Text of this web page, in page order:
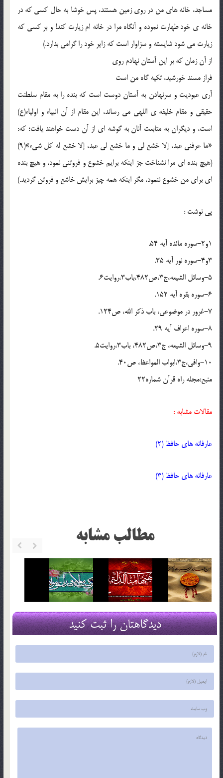
مساجد، خانه های من در روی زمین هستند، پس خوشا به حال کسی که در
خانه ی خود طهارت نموده و آنگاه مرا در خانه ام زیارت کند! و بر کسی که
زیارت می شود شایسته و سزاوار است که زایر خود را گرامی بدارد.)
از آن زمان که بر این آستان نهادم روی
فراز مسند خورشید، تکیه گاه من است
آری عبودیت و سرنهادن به آستان دوست است که بنده را به مقام سلطنت
حقیقی و مقام خلیفه ی اللهی می رساند، این مقام از آن انبیاء و اولیاء(ع)
است، و دیگران به متابعت آنان به گوشه ای از آن دست خواهند یافت؛ که:
«ما عرفنی عبد، إلا خشع لی و ما خشع لی عبد، إلا خشع له کل شیء»(9)
(هیچ بنده ای مرا نشناخت جز اینکه برایم خشوع و فروتنی نمود، و هیچ بنده
ای برای من خشوع ننمود، مگر اینکه همه چیز برایش خاشع و فروتن گردید.)
پی نوشت :
1و2-سوره مائده آیه 54.
3و4-سوره نور آیه 35.
5-وسائل الشیعه،ج3،ص482،باب3،روایت6.
6-سوره بقره آیه 152.
7-غرور در موضوعی، باب ذکر الله، ص124.
8-سوره اعراف آیه 29.
9-وسائل الشیعه، ج3،ص482، باب3،روایت5.
10-وافی،ج3،ابواب المواعظ، ص40.
منبع:مجله راه قرآن شماره22
مقالات مشابه :
عارفانه های حافظ (2)
عارفانه های حافظ (3)
مطالب مشابه
دیدگاهتان را ثبت کنید